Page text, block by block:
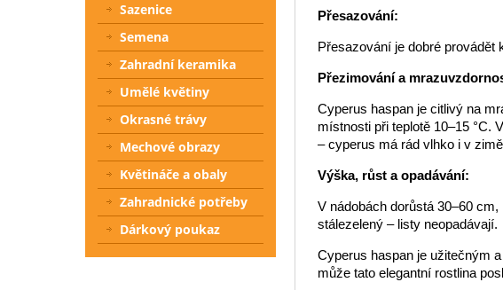
Přesazování:
Přesazování je dobré provádět
Přezimování a
Cyperus haspan je citlivý na
místnosti při teplotě 10–15 °C.
– cyperus má rád vlhko i v
Výška, růst a opadávání:
V nádobách dorůstá 30–60
stálezelený – listy neopadávají.
Cyperus haspan je užitečným
může tato elegantní rostlina
Sazenice
Semena
Zahradní keramika
Umělé květiny
Okrasné trávy
Mechové obrazy
Květináče a obaly
Zahradnické potřeby
Dárkový poukaz